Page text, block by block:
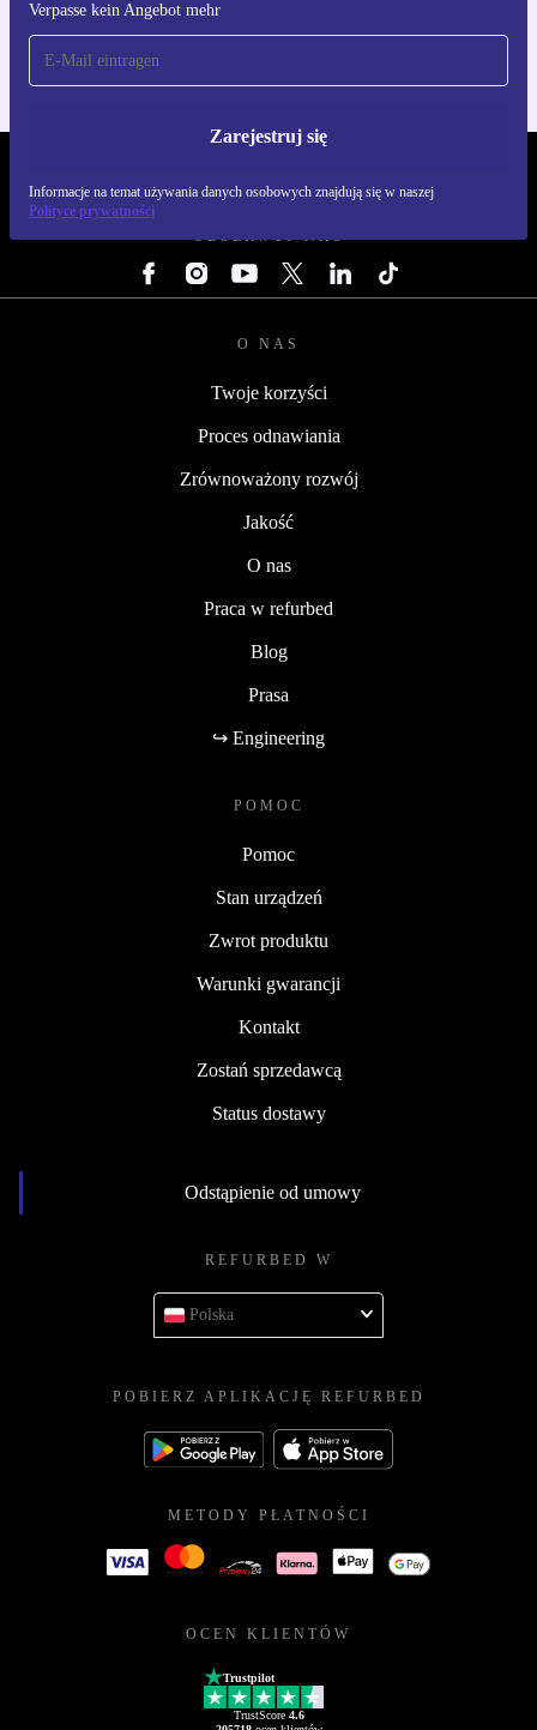
Verpasse kein Angebot mehr
Zarejestruj się
Informacje na temat używania danych osobowych znajdują się w naszej
Polityce prywatności
Dla iOS i Android
OBSERWUJ NAS
O NAS
Twoje korzyści
Proces odnawiania
Zrównoważony rozwój
Jakość
O nas
Praca w refurbed
Blog
Prasa
↪ Engineering
POMOC
Pomoc
Stan urządzeń
Zwrot produktu
Warunki gwarancji
Kontakt
Zostań sprzedawcą
Status dostawy
Odstąpienie od umowy
REFURBED W
Polska
POBIERZ APLIKACJĘ REFURBED
METODY PŁATNOŚCI
OCEN KLIENTÓW
Trustpilot
TrustScore 4.6